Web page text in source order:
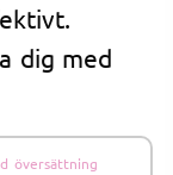
dig med
översättning